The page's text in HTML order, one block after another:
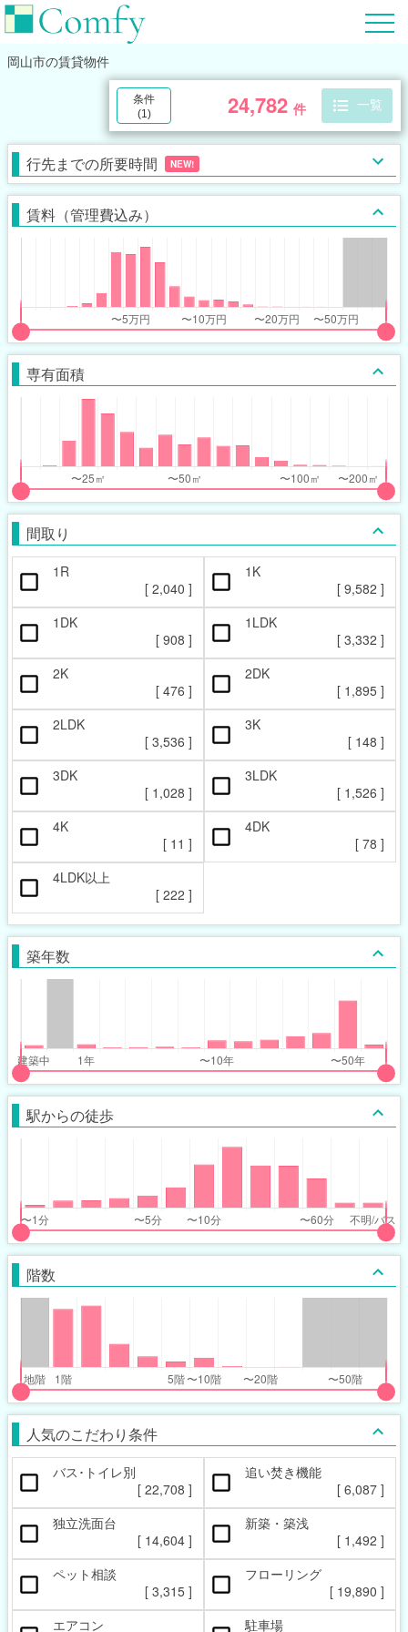
岡山市の賃貸物件
24,782 件 一覧
条件
(1 )
行先までの所要時間 NEW!
賃料（管理費込み）
専有面積
間取り
1R
[ 2,040 ]
1K
[ 9,582 ]
1DK
[ 908 ]
1LDK
[ 3,332 ]
2K
[ 476 ]
2DK
[ 1,895 ]
2LDK
[ 3,536 ]
3K
[ 148 ]
3DK
[ 1,028 ]
3LDK
[ 1,526 ]
4K
[ 11 ]
4DK
[ 78 ]
4LDK以上
[ 222 ]
築年数
駅からの徒歩
階数
人気のこだわり条件
バス･トイレ別
[ 22,708 ]
追い焚き機能
[ 6,087 ]
独立洗面台
[ 14,604 ]
新築・築浅
[ 1,492 ]
ペット相談
[ 3,315 ]
フローリング
[ 19,890 ]
エアコン
駐車場